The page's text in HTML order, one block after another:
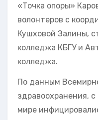
«Точка опоры»
волонтеров с
Кушховой Залины,
колледжа КБГУ и
колледжа.
По данным
здравоохранения,
мире